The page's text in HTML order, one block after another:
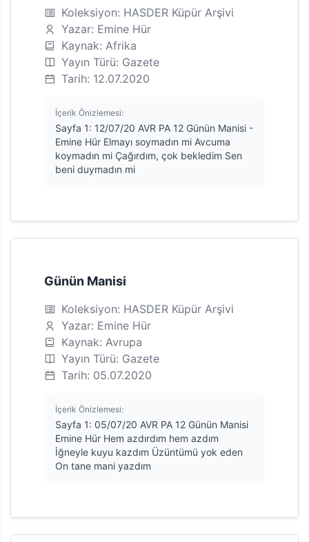
Koleksiyon: HASDER Küpür Arşivi
Yazar: Emine Hür
Kaynak: Afrika
Yayın Türü: Gazete
Tarih: 12.07.2020
İçerik Önizlemesi:
Sayfa 1: 12/07/20 AVR PA 12 Günün Manisi -
Emine Hür Elmayı soymadın mi Avcuma
koymadın mi Çağırdım, çok bekledim Sen
beni duymadın mi
Günün Manisi
Koleksiyon: HASDER Küpür Arşivi
Yazar: Emine Hür
Kaynak: Avrupa
Yayın Türü: Gazete
Tarih: 05.07.2020
İçerik Önizlemesi:
Sayfa 1: 05/07/20 AVR PA 12 Günün Manisi
Emine Hür Hem azdırdım hem azdım
İğneyle kuyu kazdım Üzüntümü yok eden
On tane mani yazdım